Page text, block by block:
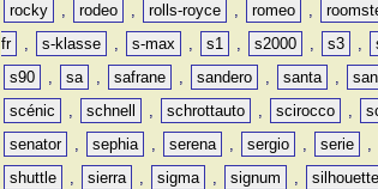
rocky
, rodeo , rolls-royce , romeo ,
fr
, s-klasse , s-max , s1 , s2000 , s3 ,
s90
, sa , safrane , sandero , santa ,
scénic
, schnell , schrottauto , scirocco ,
senator
, sephia , serena , sergio , serie ,
shuttle
, sierra , sigma , signum , silhouette